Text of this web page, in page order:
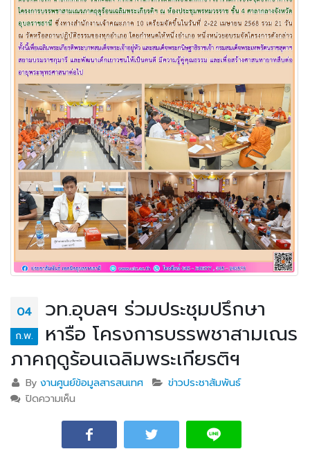
04
ก.พ.
วท.อุบลฯ ร่วมประชุมปรึกษา
หารือ โครงการบรรพชาสามเณร
ภาคฤดูร้อนเฉลิมพระเกียรติฯ
Byงานศูนย์ข้อมูลสารสนเทศ
ข่าวประชาสัมพันธ์
ปิดความเห็น